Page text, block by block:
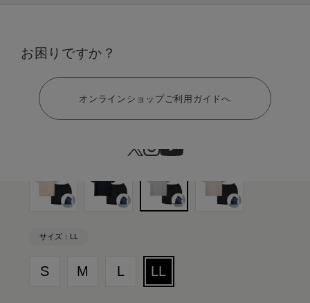
お困りですか？
オンラインショップご利用ガイドへ
サイズ：LL
S M L LL